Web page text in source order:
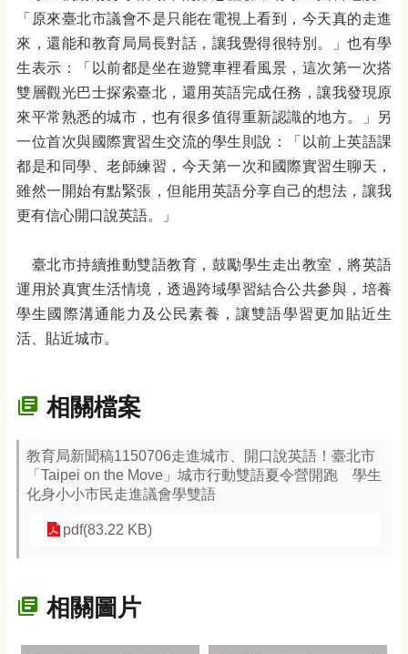
「原來臺北市議會不是只能在電視上看到，今天真的走進
來，還能和教育局局長對話，讓我覺得很特別。」也有學
生表示：「以前都是坐在遊覽車裡看風景，這次第一次搭
雙層觀光巴士探索臺北，還用英語完成任務，讓我發現原
來平常熟悉的城市，也有很多值得重新認識的地方。」另
一位首次與國際實習生交流的學生則說：「以前上英語課
都是和同學、老師練習，今天第一次和國際實習生聊天，
雖然一開始有點緊張，但能用英語分享自己的想法，讓我
更有信心開口說英語。」
臺北市持續推動雙語教育，鼓勵學生走出教室，將英語
運用於真實生活情境，透過跨域學習結合公共參與，培養
學生國際溝通能力及公民素養，讓雙語學習更加貼近生
活、貼近城市。
相關檔案
教育局新聞稿1150706走進城市、開口說英語！臺北市
「Taipei on the Move」城市行動雙語夏令營開跑 學生
化身小小市民走進議會學雙語
pdf(83.22 KB)
相關圖片